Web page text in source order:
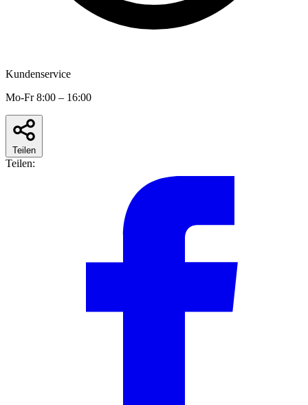
Kundenservice
Mo-Fr 8:00 – 16:00
Teilen
Teilen: